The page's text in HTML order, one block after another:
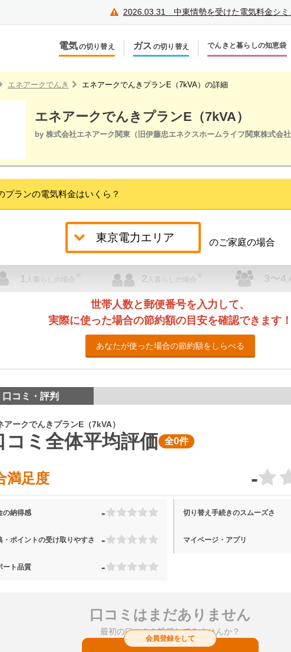
2026.03.31 中東情勢を受けた電気料金シ
電気の切り替え
引越しで新しく申し込み
ガス の切り替え
引越しで新しく申し込み
でんきと暮らしの知恵袋
エネアークでんき エネアークでんきプランE（7kVA）の詳細
エネアークでんきプランE（7kVA）
by 株式会社エネアーク関東（旧伊藤忠エネクスホームライフ関東株式会社
プランの電気料金はいくら？
のご家庭の場合
1 人暮らしの場合
※ 2 人暮らしの場合
※ 3〜4
世帯人数と郵便番号を入力して、
実際に使った場合の節約額の目安を確認できます！
あなたが使った場合の節約額をしらべる
口コミ・評判
アークでんきプランE（7kVA）
コミ全体平均評価 全0件
満足度 -
の納得感 - 切り替え手続きのスムーズさ
・ポイントの受け取りやすさ - マイページ・アプリ
ート品質 -
口コミはまだありません
最初の口コミを投稿してみませんか？
会員登録をして